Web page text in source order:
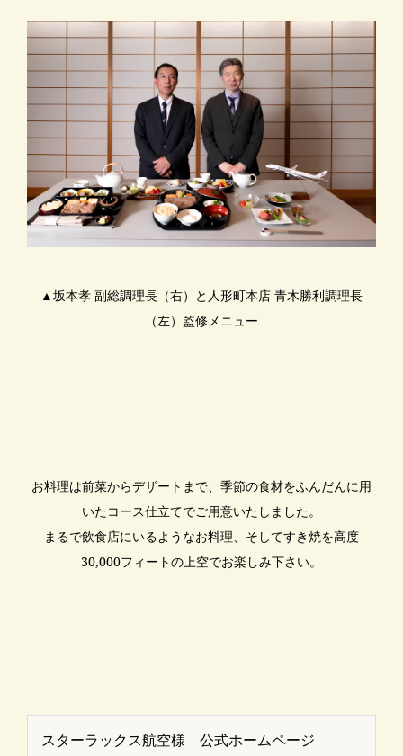
▲坂本孝 副総調理長（右）と人形町本店 青木勝利調理長
（左）監修メニュー
お料理は前菜からデザートまで、季節の食材をふんだんに用
いたコース仕立てでご用意いたしました。
まるで飲食店にいるようなお料理、そしてすき焼を高度
30,000フィートの上空でお楽しみ下さい。
スターラックス航空様 公式ホームページ